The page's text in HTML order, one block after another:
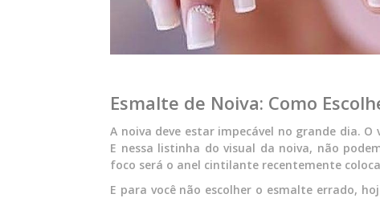
Esmalte de Noiva: Como
A noiva deve estar impecável no grande dia.
E nessa listinha do visual da noiva, não
foco será o anel cintilante recentemente
E para você não escolher o esmalte errado,